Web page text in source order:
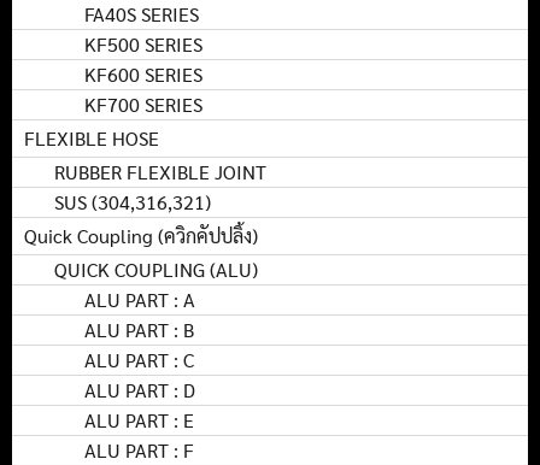
FA40S SERIES
KF500 SERIES
KF600 SERIES
KF700 SERIES
FLEXIBLE HOSE
RUBBER FLEXIBLE JOINT
SUS (304,316,321)
Quick Coupling (ควิกคัปปลิ้ง)
QUICK COUPLING (ALU)
ALU PART : A
ALU PART : B
ALU PART : C
ALU PART : D
ALU PART : E
ALU PART : F